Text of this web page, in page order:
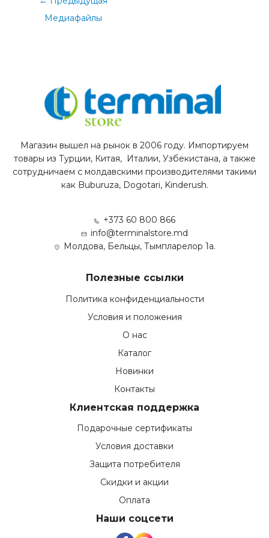
Медиафайлы
Магазин вышел на рынок в 2006 году. Импортируем
товары из Турции, Китая, Италии, Узбекистана, а также
сотрудничаем с молдавскими производителями такими
как Buburuza, Dogotari, Kinderush.
+373 60 800 866
info@terminalstore.md
Молдова, Бельцы, Тымпларелор 1а.
Полезные ссылки
Политика конфиденциальности
Условия и положения
О нас
Каталог
Новинки
Контакты
Клиентская поддержка
Подарочные сертификаты
Условия доставки
Защита потребителя
Скидки и акции
Оплата
Наши соцсети